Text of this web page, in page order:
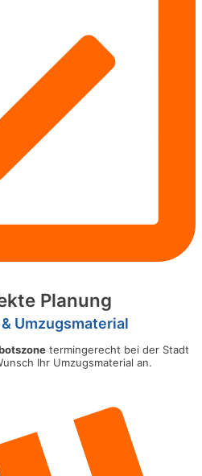
Planung
Umzugsmaterial
termingerecht bei der Stadt
Ihr Umzugsmaterial an.